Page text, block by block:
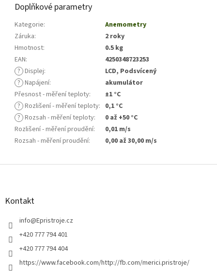
Doplňkové parametry
Kategorie:
Anemometry
Záruka:
2 roky
Hmotnost:
0.5 kg
EAN:
4250348723253
? Displej:
LCD, Podsvícený
? Napájení:
akumulátor
Přesnost - měření teploty:
±1 °C
? Rozlišení - měření teploty: 0,1 °C
? Rozsah - měření teploty:
0 až +50 °C
Rozlišení - měření proudění:
0,01 m/s
Rozsah - měření proudění: 0,00 až 30,00 m/s
Z
Kontakt
info@Epristroje.cz
+420 777 794 401
+420 777 794 404
https://www.facebook.com/http://fb.com/merici.pristroje/